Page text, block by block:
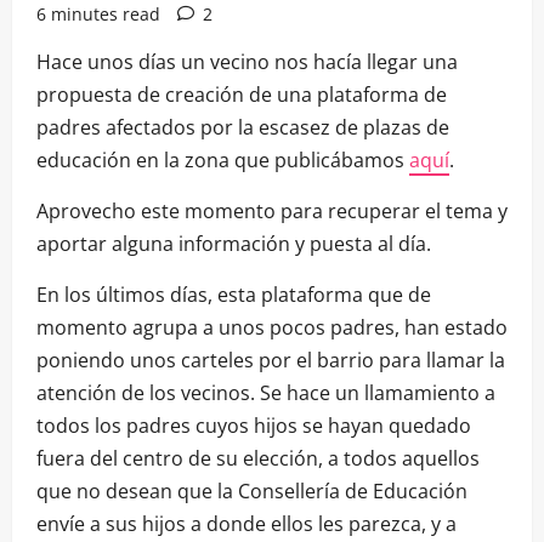
6 minutes read
2
Hace unos días un vecino nos hacía llegar una
propuesta de creación de una plataforma de
padres afectados por la escasez de plazas de
educación en la zona que publicábamos aquí.
Aprovecho este momento para recuperar el tema y
aportar alguna información y puesta al día.
En los últimos días, esta plataforma que de
momento agrupa a unos pocos padres, han estado
poniendo unos carteles por el barrio para llamar la
atención de los vecinos. Se hace un llamamiento a
todos los padres cuyos hijos se hayan quedado
fuera del centro de su elección, a todos aquellos
que no desean que la Consellería de Educación
envíe a sus hijos a donde ellos les parezca, y a